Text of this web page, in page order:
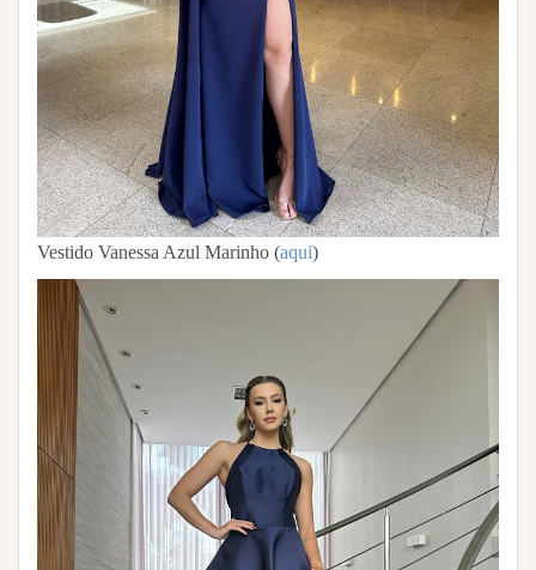
Vestido Vanessa Azul Marinho (aqui)